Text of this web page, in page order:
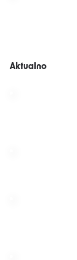
Aktualno